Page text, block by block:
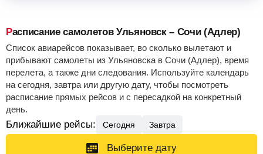
Расписание самолетов Ульяновск – Сочи (Адлер)
Список авиарейсов показывает, во сколько вылетают и
прибывают самолеты из Ульяновска в Сочи (Адлер), время
перелета, а также дни следования. Используйте календарь
на сегодня, завтра или другую дату, чтобы посмотреть
расписание прямых рейсов и с пересадкой на конкретный
день.
Ближайшие рейсы: Сегодня Завтра
Выберите дату